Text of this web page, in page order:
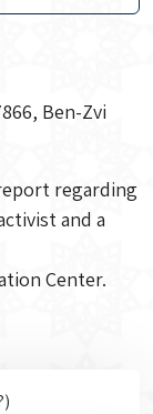
Ben-Zvi
regarding
and a
Center.
פנקס